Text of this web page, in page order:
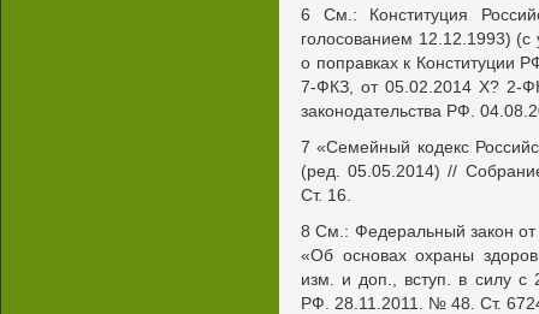
6 См.: Конституция
голосованием 12.12.1993)
о поправках к
7-ФКЗ, от 05.02.2014 X? 2-
законодательства РФ.
7 «Семейный кодекс
(ред. 05.05.2014) //
Ст. 16.
8 См.: Федеральный закон
«Об основах охраны
изм. и доп., вступ. в силу с
РФ. 28.11.2011. № 48. Ст.